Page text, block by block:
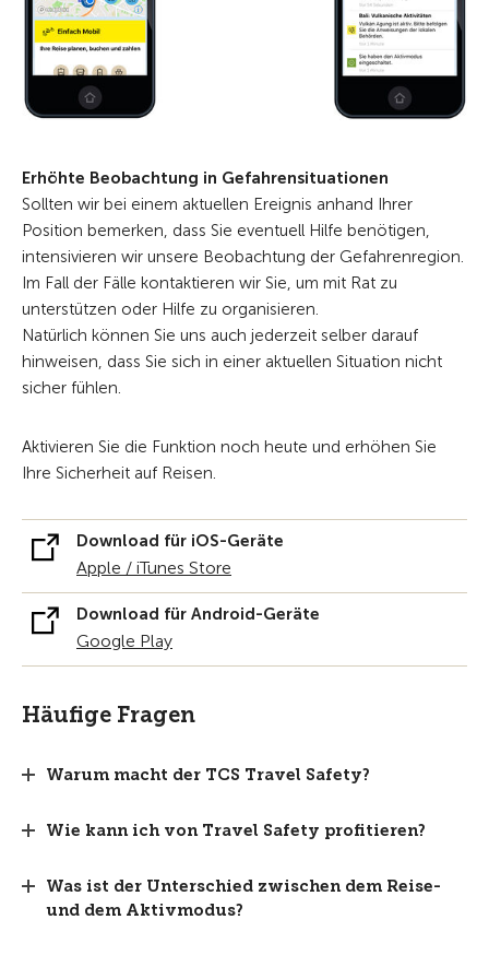
Erhöhte Beobachtung in Gefahrensituationen
Sollten wir bei einem aktuellen Ereignis anhand Ihrer
Position bemerken, dass Sie eventuell Hilfe benötigen,
intensivieren wir unsere Beobachtung der Gefahrenregion.
Im Fall der Fälle kontaktieren wir Sie, um mit Rat zu
unterstützen oder Hilfe zu organisieren.
Natürlich können Sie uns auch jederzeit selber darauf
hinweisen, dass Sie sich in einer aktuellen Situation nicht
sicher fühlen.
Aktivieren Sie die Funktion noch heute und erhöhen Sie
Ihre Sicherheit auf Reisen.
Download für iOS-Geräte
Apple / iTunes Store
Download für Android-Geräte
Google Play
Häufige Fragen
Warum macht der TCS Travel Safety?
Wie kann ich von Travel Safety profitieren?
Was ist der Unterschied zwischen dem Reise-
und dem Aktivmodus?